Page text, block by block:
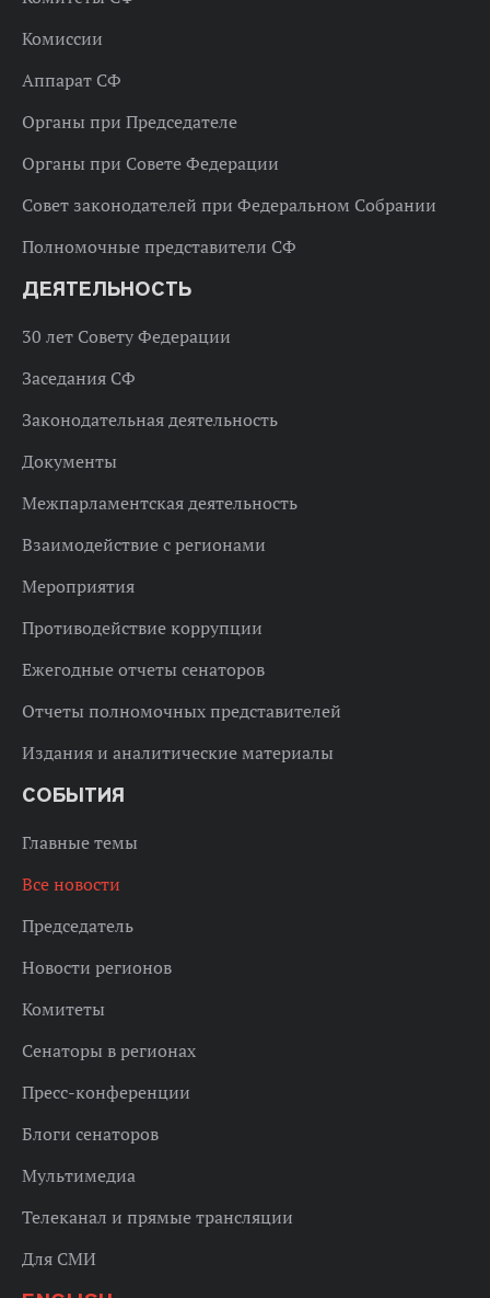
Комиссии
Аппарат СФ
Органы при Председателе
Органы при Совете Федерации
Совет законодателей при Федеральном Собрании
Полномочные представители СФ
ДЕЯТЕЛЬНОСТЬ
30 лет Совету Федерации
Заседания СФ
Законодательная деятельность
Документы
Межпарламентская деятельность
Взаимодействие с регионами
Мероприятия
Противодействие коррупции
Ежегодные отчеты сенаторов
Отчеты полномочных представителей
Издания и аналитические материалы
СОБЫТИЯ
Главные темы
Все новости
Председатель
Новости регионов
Комитеты
Сенаторы в регионах
Пресс-конференции
Блоги сенаторов
Мультимедиа
Телеканал и прямые трансляции
Для СМИ